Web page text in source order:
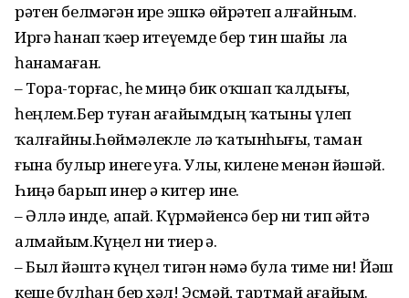
рәтен белмәгән ирҙе эшкә өйрәтеп алғайным.
Иргә һанап ҡәҙер итеүемде бер тин шайы ла
һанамаған.
– Тора-торғас, һеҙ миңә бик оҡшап ҡалдығыҙ,
һеңлем.Бер туған ағайымдың ҡатыны үлеп
ҡалғайны.Һөймәлекле лә ҡатынһығыҙ, таман
ғына булыр инегеҙ уға. Улы, килене менән йәшәй.
Һиңә барып инер ҙә китер ине.
– Әллә инде, апай. Күрмәйенсә бер ни тип әйтә
алмайым.Күңел ни тиер ҙә.
– Был йәштә күңел тигән нәмә була тиме ни! Йәш
кеше булһаң бер хәл! Эсмәй, тартмай ағайым.